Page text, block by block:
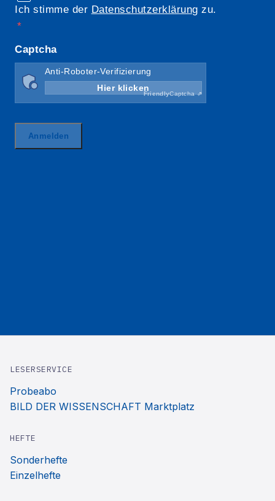
LESERSERVICE
Probeabo
BILD DER WISSENSCHAFT Marktplatz
HEFTE
Sonderhefte
Einzelhefte